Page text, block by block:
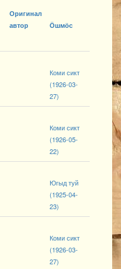
Оригинал
автор
Ӧшмӧс
Коми сикт
(1926-03-
27)
Коми сикт
(1926-05-
22)
Югыд туй
(1925-04-
23)
Коми сикт
(1926-03-
27)